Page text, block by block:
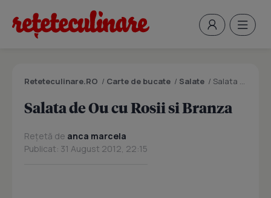
Reteteculinare.RO / Carte de bucate / Salate / Salata de Ou cu Rosii si Branza
Salata de Ou cu Rosii si Branza
Rețetă de anca marcela
Publicat: 31 August 2012, 22:15